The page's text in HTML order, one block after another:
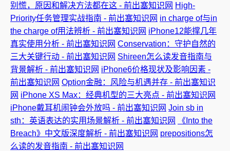
别慌，原因和解决方法都在这 - 前出塞知识网 High-
Priority任务管理实战指南 - 前出塞知识网 in charge of与in
the charge of用法辨析 - 前出塞知识网 iPhone12能撑几年
真实使用分析 - 前出塞知识网 Conservation：守护自然的
三大关键行动 - 前出塞知识网 Shireen怎么读发音指南与
背景解析 - 前出塞知识网 iPhone6价格现状及影响因素 -
前出塞知识网 Option金融：风险与机遇并存 - 前出塞知识
网 iPhone XS Max：经典机型的三大亮点 - 前出塞知识网
iPhone戴耳机闹钟会外放吗 - 前出塞知识网 Join sb in
sth：英语表达的实用场景解析 - 前出塞知识网
《Into the
Breach》中文版深度解析 - 前出塞知识网 prepositions怎
么读的发音指南 - 前出塞知识网